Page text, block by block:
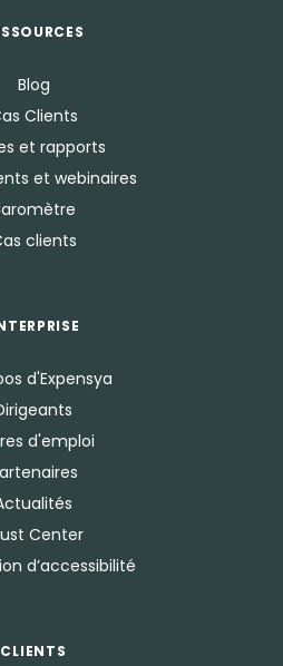
Blog
Clients
et rapports
et webinaires
clients
d'Expensya
d'emploi
Center
d’accessibilité
CLIENTS